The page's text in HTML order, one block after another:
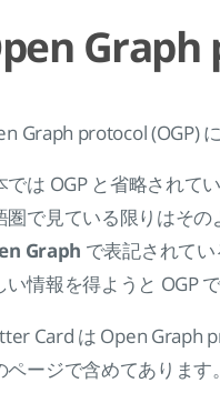
Graph
Graph protocol (OGP)
では OGP と省略されて
圏で見ている限りはその
Graph で表記されてい
い情報を得ようと OGP
Card は Open Graph
ページで含めてあります。